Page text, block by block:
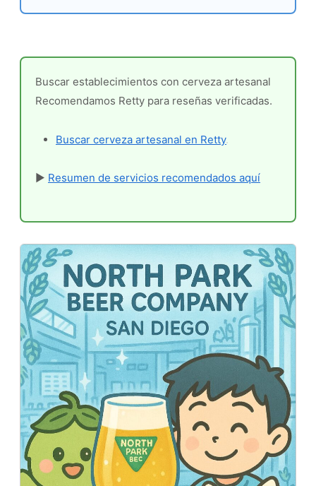
Buscar establecimientos con cerveza artesanal
Recomendamos Retty para reseñas verificadas.
Buscar cerveza artesanal en Retty
▶ Resumen de servicios recomendados aquí